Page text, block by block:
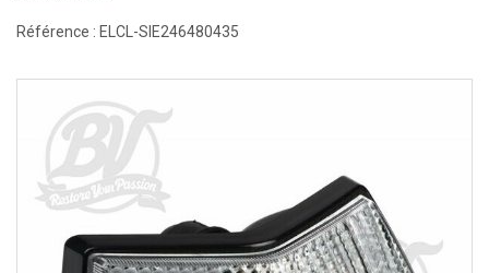
Référence : ELCL-SIE246480435